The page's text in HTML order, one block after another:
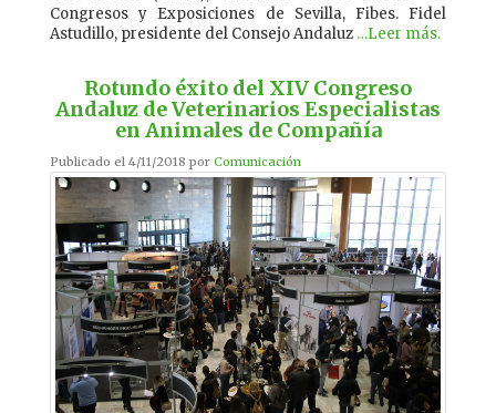
Congresos y Exposiciones de Sevilla, Fibes. Fidel
Astudillo, presidente del Consejo Andaluz …Leer más.
Rotundo éxito del XIV Congreso
Andaluz de Veterinarios Especialistas
en Animales de Compañía
Publicado el 4/11/2018 por Comunicación